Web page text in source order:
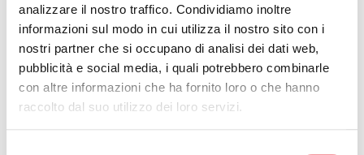
analizzare il nostro traffico. Condividiamo inoltre
informazioni sul modo in cui utilizza il nostro sito con i
nostri partner che si occupano di analisi dei dati web,
pubblicità e social media, i quali potrebbero combinarle
con altre informazioni che ha fornito loro o che hanno
raccolto dal suo utilizzo dei loro servizi.
PalaDelicious, aperto a tutti dalle ore 10, diventa il
cuore pulsante dell’evento.
Un’esperienza da vivere con tutti i sensi, dove sport,
natura e alta cucina si fondono in un racconto
indimenticabile.